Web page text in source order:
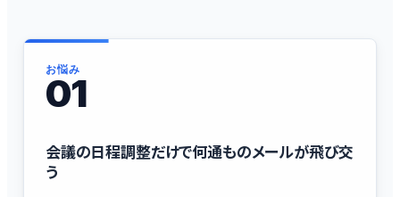
お悩み
01
会議の日程調整だけで何通ものメールが飛び交
う